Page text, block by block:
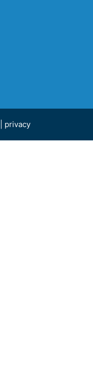
privacy